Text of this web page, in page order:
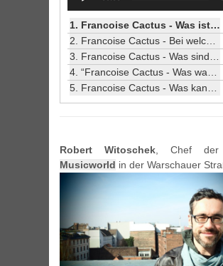
Player
1. Francoise Cactus - Was ist aktuell die größte Bedrohung für die Berliner Kreativkultur?
2. Francoise Cactus - Bei welchem Trend bist du froh, dass Berlin ihn überstanden hat?
3. Francoise Cactus - Was sind deine Lieblings-Apps?
4. “Francoise Cactus - Was war deine erste Berliner Cluberfahrung?ROMO Berliner Pilsener Francoise Cactus”
5. Francoise Cactus - Was kann Berlin besser als andere Städte?
Robert Witoschek , Chef
Musicworld in der Warschauer